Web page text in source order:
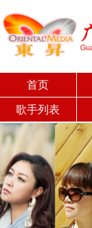
首页
歌手列表